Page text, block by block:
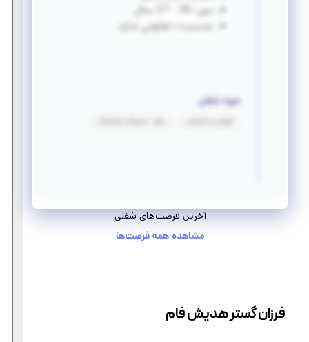
سن: 20 - 27 سال
جنسیت: تفاوتی ندارد
حوزه شغلی
آخرین فرصت‌های شغلی
مشاهده همه فرصت‌ها
فرزان گستر هدیش فام